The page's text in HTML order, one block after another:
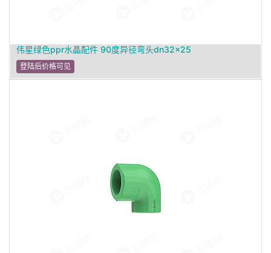
伟星绿色ppr水晶配件 90度异径弯头dn32×25
登陆后价格可见